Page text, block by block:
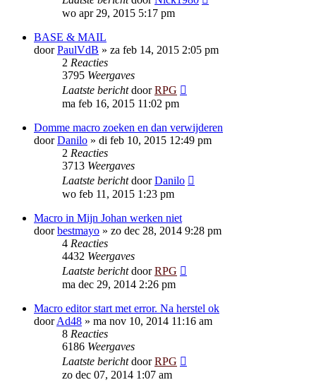
wo apr 29, 2015 5:17 pm
BASE & MAIL
doorPaulVdB » za feb 14, 2015 2:05 pm
2 Reacties
3795 Weergaves
Laatste berichtdoorRPG
ma feb 16, 2015 11:02 pm
Domme macro zoeken en dan verwijderen
doorDanilo » di feb 10, 2015 12:49 pm
2 Reacties
3713 Weergaves
Laatste berichtdoorDanilo
wo feb 11, 2015 1:23 pm
Macro in Mijn Johan werken niet
doorbestmayo » zo dec 28, 2014 9:28 pm
4 Reacties
4432 Weergaves
Laatste berichtdoorRPG
ma dec 29, 2014 2:26 pm
Macro editor start met error. Na herstel ok
doorAd48 » ma nov 10, 2014 11:16 am
8 Reacties
6186 Weergaves
Laatste berichtdoorRPG
zo dec 07, 2014 1:07 am